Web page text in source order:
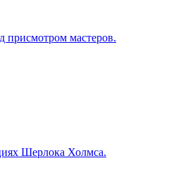
присмотром мастеров.
Шерлока Холмса.